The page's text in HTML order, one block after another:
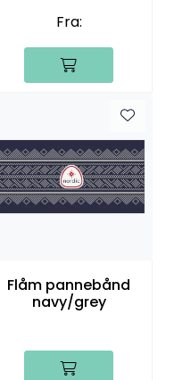
Fra:
Flåm pannebånd
navy/grey